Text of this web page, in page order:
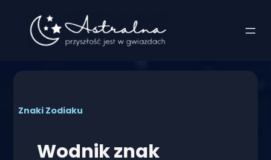
Znaki Zodiaku
Wodnik znak